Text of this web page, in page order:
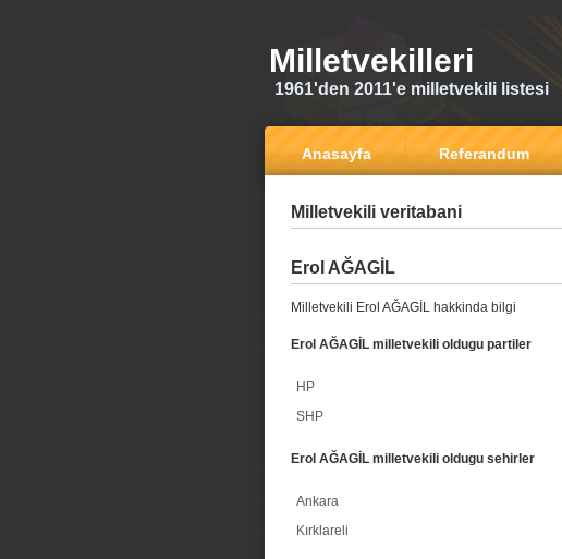
Milletvekilleri
1961'den 2011'e milletvekili listesi
Anasayfa Referandum
Milletvekili veritabani
Erol AĞAGİL
Milletvekili Erol AĞAGİL hakkinda bilgi
Erol AĞAGİL milletvekili oldugu partiler
HP
SHP
Erol AĞAGİL milletvekili oldugu sehirler
Ankara
Kırklareli